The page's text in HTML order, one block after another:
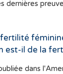
dernières
est-il de la
dans